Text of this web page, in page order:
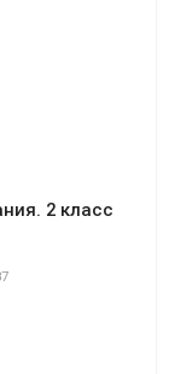
2 класс